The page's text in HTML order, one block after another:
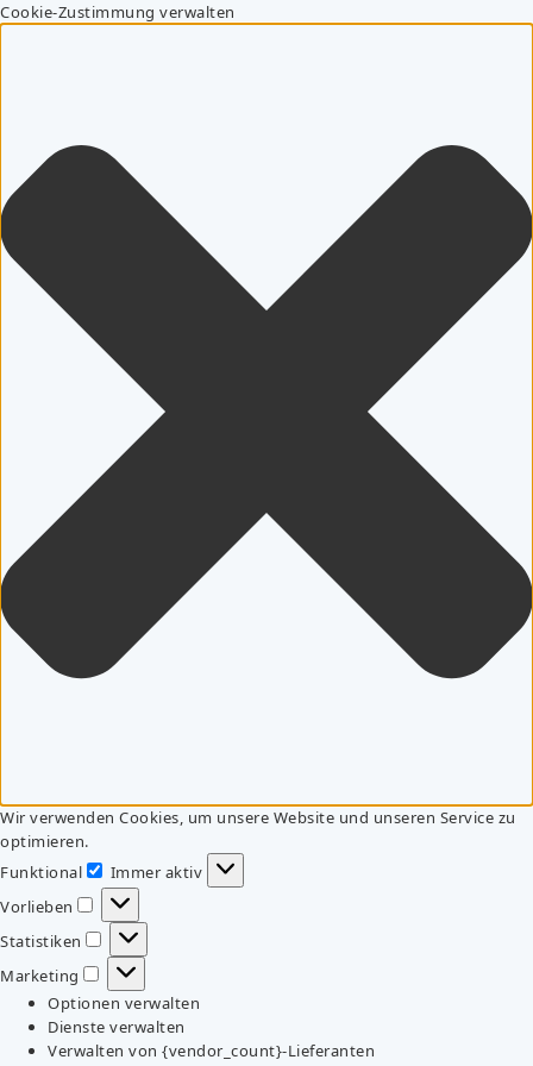
Cookie-Zustimmung verwalten
Wir verwenden Cookies, um unsere Website und unseren Service zu
optimieren.
Funktional
Funktional
Immer aktiv
Vorlieben
Vorlieben
Statistiken
Statistiken
Marketing
Marketing
Optionen verwalten
Dienste verwalten
Verwalten von {vendor_count}-Lieferanten